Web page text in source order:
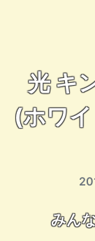
光 キ
(ホワ
みん